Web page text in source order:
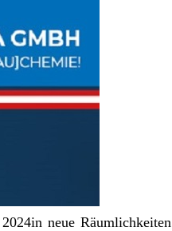
neue Räumlichkeiten